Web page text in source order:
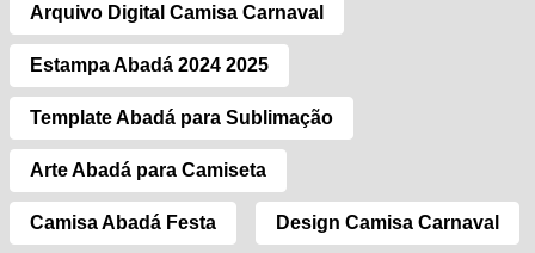
Arquivo Digital Camisa Carnaval
Estampa Abadá 2024 2025
Template Abadá para Sublimação
Arte Abadá para Camiseta
Camisa Abadá Festa Design Camisa Carnaval